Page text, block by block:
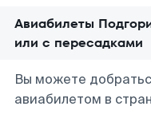
Авиабилеты
или с пересадками
Вы можете
авиабилетом в